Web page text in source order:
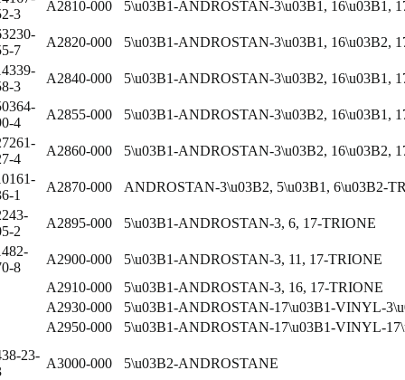
3
A2810-000
5\u03B1-ANDROSTAN-3\u03B1, 16\u03B1,
7
A2820-000
5\u03B1-ANDROSTAN-3\u03B1, 16\u03B2,
3
A2840-000
5\u03B1-ANDROSTAN-3\u03B2, 16\u03B1,
4
A2855-000
5\u03B1-ANDROSTAN-3\u03B2, 16\u03B1,
4
A2860-000
5\u03B1-ANDROSTAN-3\u03B2, 16\u03B2,
1
A2870-000
ANDROSTAN-3\u03B2, 5\u03B1, 6\u03B2-
2
A2895-000
5\u03B1-ANDROSTAN-3, 6, 17-TRIONE
8
A2900-000
5\u03B1-ANDROSTAN-3, 11, 17-TRIONE
A2910-000
5\u03B1-ANDROSTAN-3, 16, 17-TRIONE
A2930-000
5\u03B1-ANDROSTAN-17\u03B1-VINYL-
A2950-000
5\u03B1-ANDROSTAN-17\u03B1-VINYL-
23-
A3000-000 5\u03B2-ANDROSTANE